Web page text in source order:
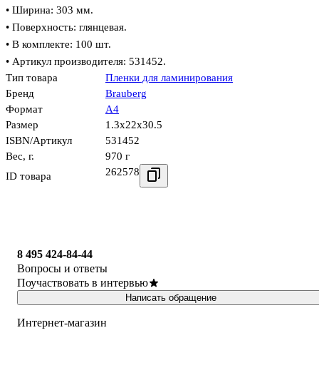
• Ширина: 303 мм.
• Поверхность: глянцевая.
• В комплекте: 100 шт.
• Артикул производителя: 531452.
Тип товара
Пленки для ламинирования
Бренд
Brauberg
Формат
А4
Размер
1.3x22x30.5
ISBN/Артикул
531452
Вес, г.
970 г
ID товара
262578
8 495 424-84-44
Вопросы и ответы
Поучаствовать в интервью
Написать обращение
Интернет-магазин